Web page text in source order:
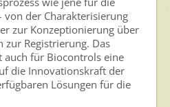
der Charakterisierung
zur Konzeptionierung über
zur Registrierung. Das
auch für Biocontrols eine
die Innovationskraft der
Lösungen für die